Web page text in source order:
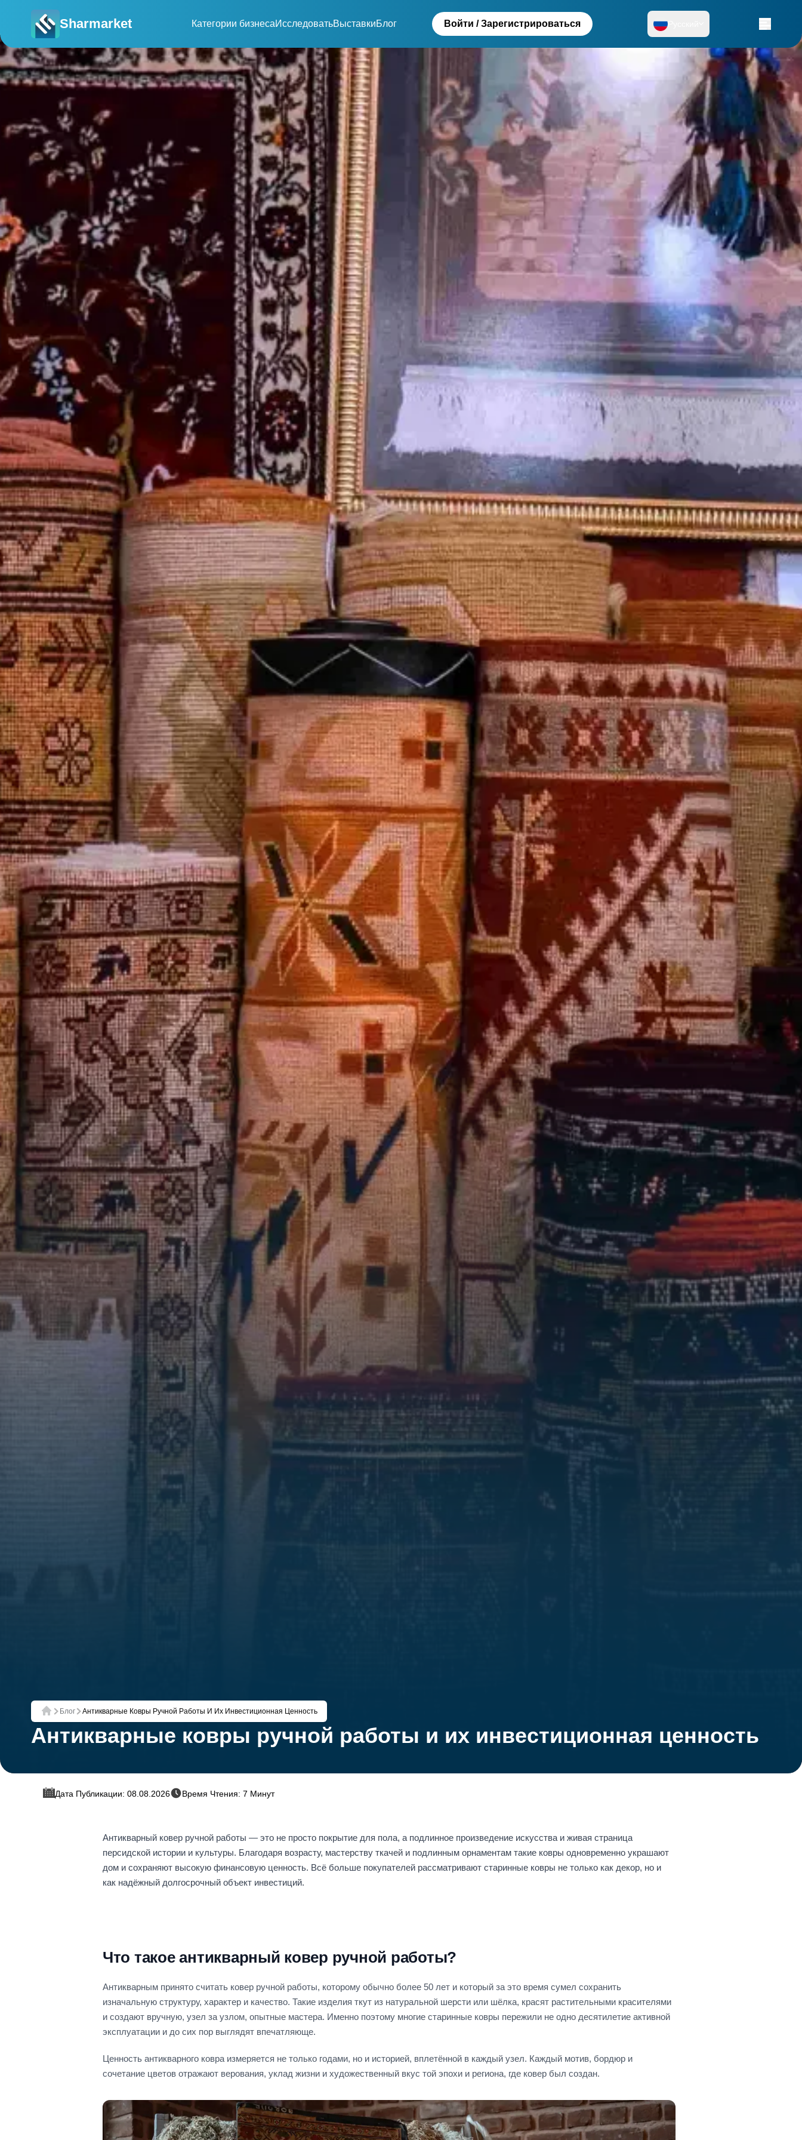
Sharmarket Категории бизнесаИсследоватьВыставкиБлог Войти / Зарегистрироваться Русский
Главная
Блог Антикварные Ковры Ручной Работы И Их Инвестиционная Ценность
Антикварные ковры ручной работы и их инвестиционная ценность
Дата Публикации: 08.08.2026 Время Чтения: 7 Минут
Антикварный ковер ручной работы — это не просто покрытие для пола, а подлинное произведение искусства и живая страница
персидской истории и культуры. Благодаря возрасту, мастерству ткачей и подлинным орнаментам такие ковры одновременно украшают
дом и сохраняют высокую финансовую ценность. Всё больше покупателей рассматривают старинные ковры не только как декор, но и
как надёжный долгосрочный объект инвестиций.
Что такое антикварный ковер ручной работы?
Антикварным принято считать ковер ручной работы, которому обычно более 50 лет и который за это время сумел сохранить
изначальную структуру, характер и качество. Такие изделия ткут из натуральной шерсти или шёлка, красят растительными красителями
и создают вручную, узел за узлом, опытные мастера. Именно поэтому многие старинные ковры пережили не одно десятилетие активной
эксплуатации и до сих пор выглядят впечатляюще.
Ценность антикварного ковра измеряется не только годами, но и историей, вплетённой в каждый узел. Каждый мотив, бордюр и
сочетание цветов отражают верования, уклад жизни и художественный вкус той эпохи и региона, где ковер был создан.